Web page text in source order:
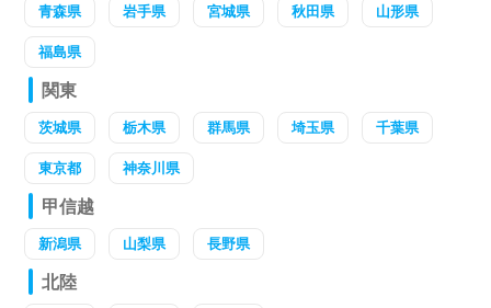
青森県 岩手県 宮城県 秋田県 山形県
福島県
関東
茨城県 栃木県 群馬県 埼玉県 千葉県
東京都 神奈川県
甲信越
新潟県 山梨県 長野県
北陸